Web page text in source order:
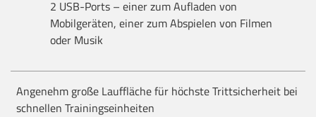
2 USB-Ports – einer zum Aufladen von
Mobilgeräten, einer zum Abspielen von Filmen
oder Musik
Angenehm große Lauffläche für höchste Trittsicherheit bei
schnellen Trainingseinheiten